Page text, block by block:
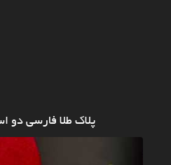
پلاک طلا فارسی دو